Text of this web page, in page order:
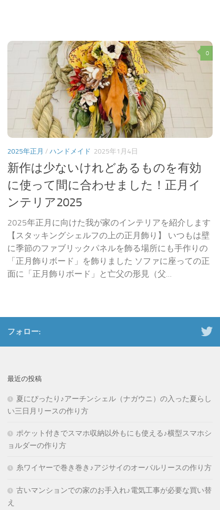
0
2025年正月 / ハンドメイド 2025年1月4日
新作は少ないけれどあるものを有効
に使って間に合わせました！正月イ
ンテリア2025
2025年正月に向けた我が家のインテリアを紹介します
【スタッキングシェルフの上の正月飾り】 いつもは壁
に季節のファブリックパネルを飾る場所にも手作りの
「正月飾りボード」を飾りました ソファに座っての正
面に「正月飾りボード」と亡父の形見（父...
フォロー:
最近の投稿
夏にぴったり♪アーチンシェル（ナガウニ）の入った夏らし
い三日月リースの作り方
ポケット付きでスマホ収納以外もにも使える♪横型スマホシ
ョルダーの作り方
糸ワイヤーで巻き巻き♪アジサイのオーバルリースの作り方
古いマンションでの家のお手入れ♪電気工事が必要な買い替
え